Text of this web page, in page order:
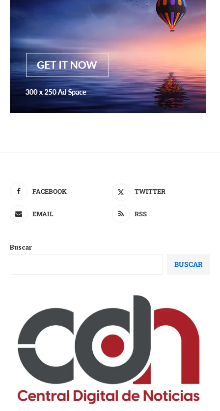
FACEBOOK TWITTER
EMAIL RSS
Buscar
BUSCAR